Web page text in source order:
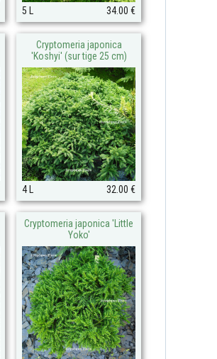
5 L 34.00 €
Cryptomeria japonica
'Koshyi' (sur tige 25 cm)
4 L 32.00 €
Cryptomeria japonica 'Little
Yoko'